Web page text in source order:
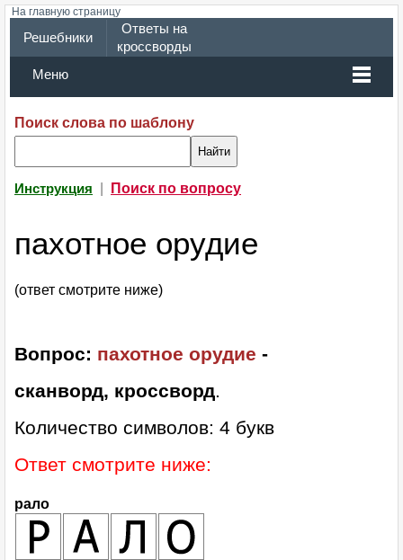
На главную страницу
Решебники
Ответы на
кроссворды
Меню
Поиск слова по шаблону
Инструкция Поиск по вопросу
пахотное орудие
(ответ смотрите ниже)
Вопрос: пахотное орудие -
сканворд, кроссворд.
Количество символов: 4 букв
Ответ смотрите ниже:
рало